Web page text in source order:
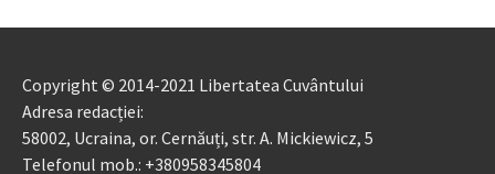
Copyright © 2014-2021 Libertatea Cuvântului
Adresa redacției:
58002, Ucraina, or. Cernăuți, str. A. Mickiewicz, 5
Telefonul mob.: +380958345804